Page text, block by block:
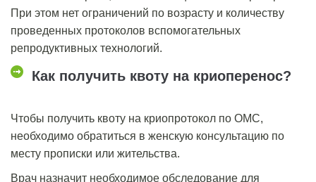
При этом нет ограничений по возрасту и количеству
проведенных протоколов вспомогательных
репродуктивных технологий.
Как получить квоту на криоперенос?
Чтобы получить квоту на криопротокол по ОМС,
необходимо обратиться в женскую консультацию по
месту прописки или жительства.
Врач назначит необходимое обследование для